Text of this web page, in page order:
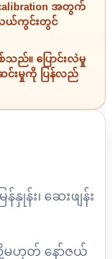
အတွက်
လယ်ကွင်းတွင်
သည်။ ပြောင်းလဲမှု
င်းမှုကို ပြန်လည်
နှုန်း၊ ဆေးဖျန်း
မဟုတ် နော်ဇယ်